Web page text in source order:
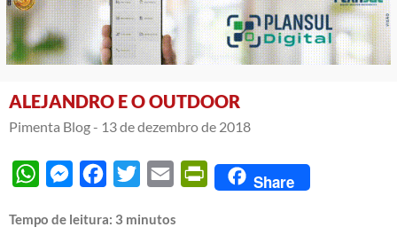
ALEJANDRO E O OUTDOOR
Pimenta Blog - 13 de dezembro de 2018
WhatsAppMessengerFacebook
Twitter Email PrintFriendly
Share
Tempo de leitura: 3 minutos